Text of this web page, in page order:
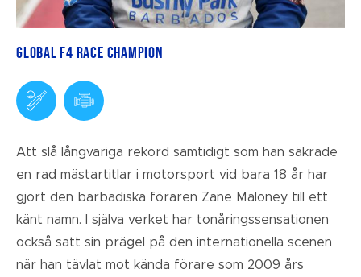
Global F4 Race Champion
Att slå långvariga rekord samtidigt som han säkrade
en rad mästartitlar i motorsport vid bara 18 år har
gjort den barbadiska föraren Zane Maloney till ett
känt namn. I själva verket har tonåringssensationen
också satt sin prägel på den internationella scenen
när han tävlat mot kända förare som 2009 års